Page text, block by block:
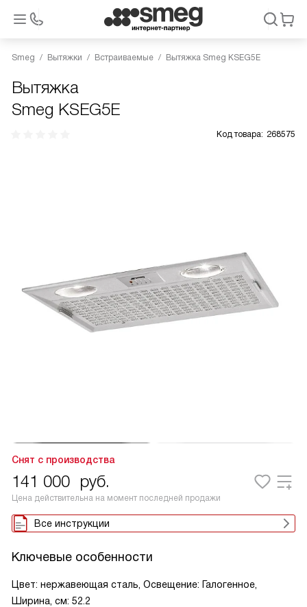
Smeg Вытяжки Встраиваемые Вытяжка Smeg KSEG5E
Вытяжка
Smeg KSEG5E
Код товара: 268575
Снят с производства
141 000 руб.
Цена действительна на момент последней продажи
Все инструкции
Ключевые особенности
Цвет: нержавеющая сталь, Освещение: Галогенное,
Ширина, см: 52.2